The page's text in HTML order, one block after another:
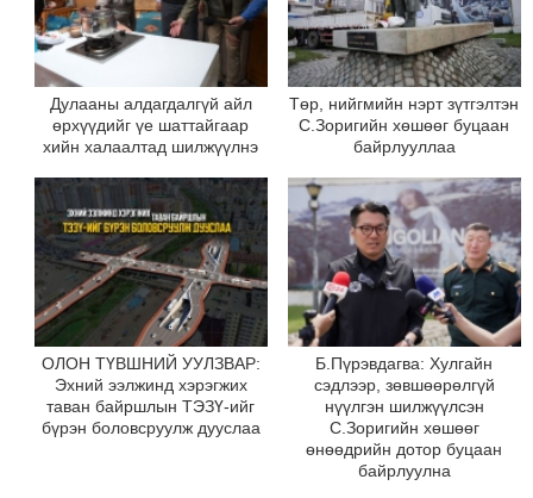
Дулааны алдагдалгүй айл
өрхүүдийг үе шаттайгаар
хийн халаалтад шилжүүлнэ
Төр, нийгмийн нэрт зүтгэлтэн
С.Зоригийн хөшөөг буцаан
байрлууллаа
ОЛОН ТҮВШНИЙ УУЛЗВАР:
Эхний ээлжинд хэрэгжих
таван байршлын ТЭЗҮ-ийг
бүрэн боловсруулж дууслаа
Б.Пүрэвдагва: Хулгайн
сэдлээр, зөвшөөрөлгүй
нүүлгэн шилжүүлсэн
С.Зоригийн хөшөөг
өнөөдрийн дотор буцаан
байрлуулна